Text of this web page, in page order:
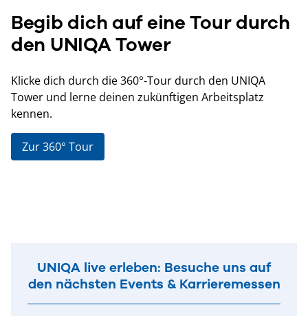
Begib dich auf eine Tour durch
den UNIQA Tower
Klicke dich durch die 360°-Tour durch den UNIQA
Tower und lerne deinen zukünftigen Arbeitsplatz
kennen.
Zur 360° Tour
UNIQA live erleben: Besuche uns auf
den nächsten Events & Karrieremessen